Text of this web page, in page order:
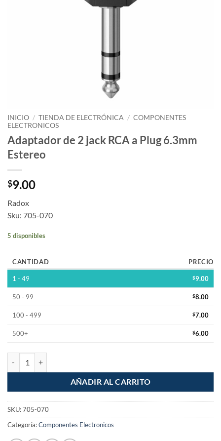
INICIO / TIENDA DE ELECTRÓNICA / COMPONENTES
ELECTRONICOS
Adaptador de 2 jack RCA a Plug 6.3mm
Estereo
$9.00
Radox
Sku: 705-070
5 disponibles
CANTIDAD PRECIO
1 - 49 $9.00
50 - 99 $8.00
100 - 499 $7.00
500+ $6.00
AÑADIR AL CARRITO
SKU:705-070
Categoría:Componentes Electronicos